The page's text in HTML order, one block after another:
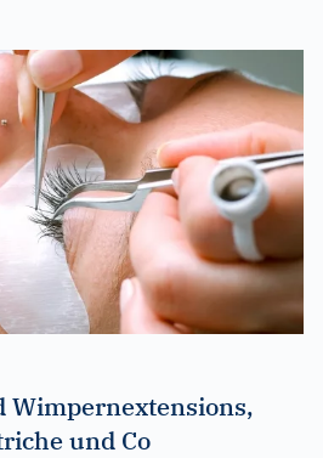
Wimpernextensions,
und Co